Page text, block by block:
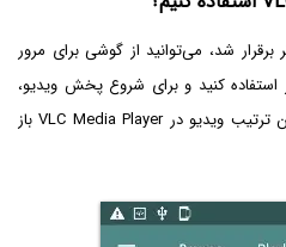
برقرار شد، می‌توانید از گوشی برای مرور
استفاده کنید و برای شروع پخش ویدیو،
می‌توانید روی ویدیو تپ کنید. به این ترتیب ویدیو در VLC Media Player باز